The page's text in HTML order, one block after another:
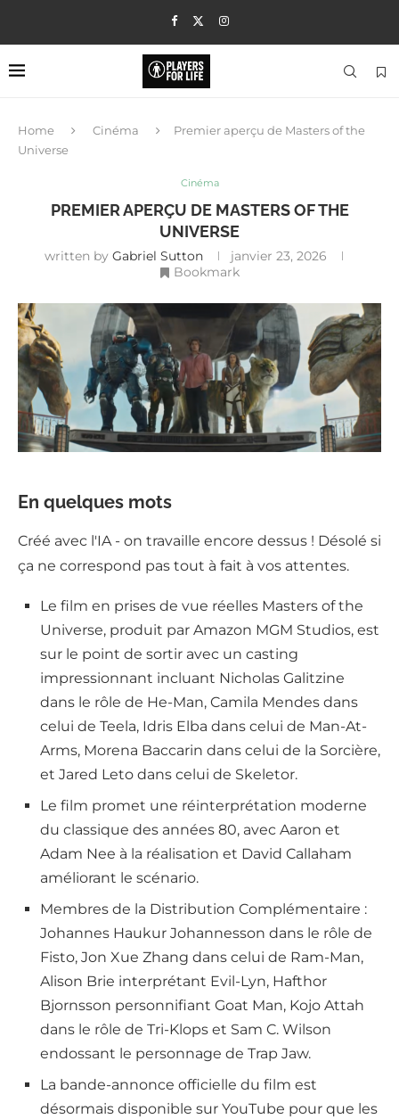
Home Cinéma
Premier aperçu de Masters of the
Universe
Cinéma
PREMIER APERÇU DE MASTERS OF THE
UNIVERSE
written by Gabriel Sutton
janvier 23, 2026
Bookmark
En quelques mots
Créé avec l'IA - on travaille encore dessus ! Désolé si
ça ne correspond pas tout à fait à vos attentes.
Le film en prises de vue réelles Masters of the
Universe, produit par Amazon MGM Studios, est
sur le point de sortir avec un casting
impressionnant incluant Nicholas Galitzine
dans le rôle de He-Man, Camila Mendes dans
celui de Teela, Idris Elba dans celui de Man-At-
Arms, Morena Baccarin dans celui de la Sorcière,
et Jared Leto dans celui de Skeletor.
Le film promet une réinterprétation moderne
du classique des années 80, avec Aaron et
Adam Nee à la réalisation et David Callaham
améliorant le scénario.
Membres de la Distribution Complémentaire :
Johannes Haukur Johannesson dans le rôle de
Fisto, Jon Xue Zhang dans celui de Ram-Man,
Alison Brie interprétant Evil-Lyn, Hafthor
Bjornsson personnifiant Goat Man, Kojo Attah
dans le rôle de Tri-Klops et Sam C. Wilson
endossant le personnage de Trap Jaw.
La bande-annonce officielle du film est
désormais disponible sur YouTube pour que les